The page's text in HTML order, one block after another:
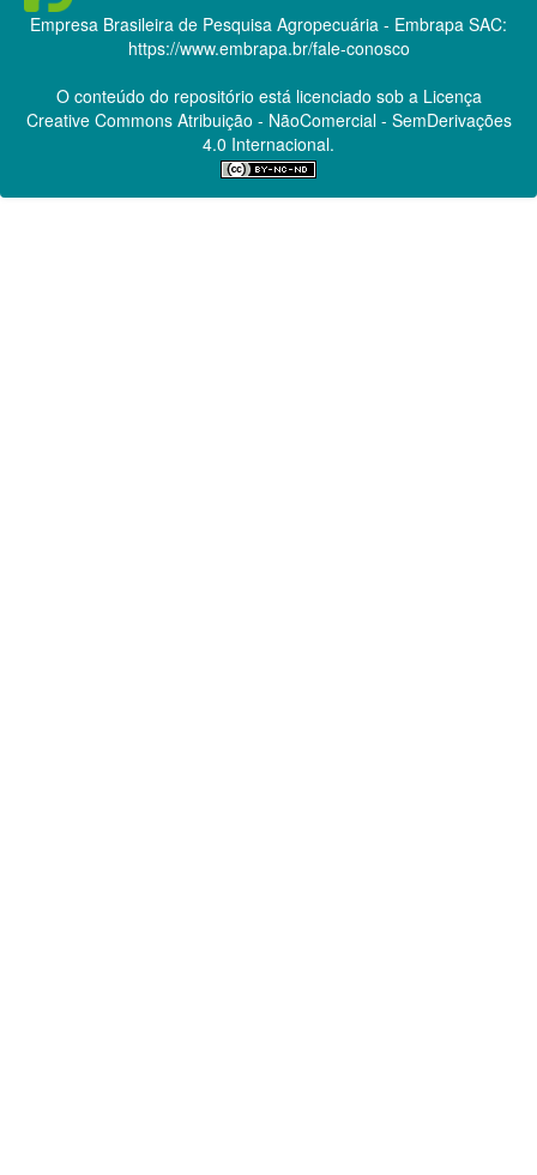
Empresa Brasileira de Pesquisa Agropecuária - Embrapa SAC:
https://www.embrapa.br/fale-conosco
O conteúdo do repositório está licenciado sob a Licença
Creative CommonsAtribuição - NãoComercial - SemDerivações
4.0 Internacional.